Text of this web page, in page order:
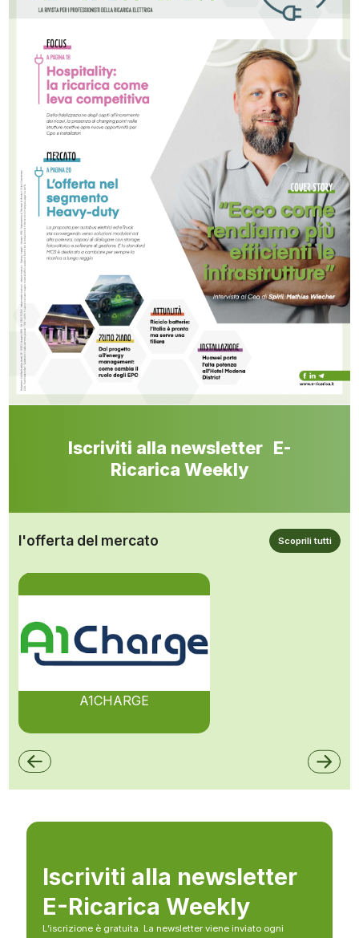
Iscriviti alla newsletter E-
Ricarica Weekly
l'offerta del mercato Scoprili tutti
A1CHARGE
Iscriviti alla newsletter
E-Ricarica Weekly
L’iscrizione è gratuita. La newsletter viene inviato ogni